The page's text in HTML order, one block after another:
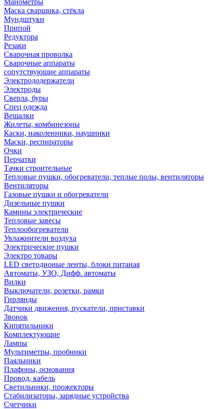
Манометры
Маска сварщика, стёкла
Мундштуки
Припой
Редуктора
Резаки
Сварочная проволка
Сварочные аппараты
сопутствующие аппараты
Электрододержатели
Электроды
Сверла, буры
Спец одежда
Вешалки
Жилеты, комбинезоны
Каски, наколенники, наушники
Маски, респираторы
Очки
Перчатки
Тачки строительные
Тепловые пушки, обогреватели, теплые полы, вентиляторы
Вентиляторы
Газовые пушки и обогреватели
Дизельные пушки
Камины электрические
Тепловые завесы
Теплообогреватели
Увлажнители воздуха
Электрические пушки
Электро товары
LED светодионые ленты, блоки питаная
Автоматы, УЗО, Дифф. автоматы
Вилки
Выключатели, розетки, рамки
Гирлянды
Датчики движения, пускатели, приставки
Звонок
Кипятильники
Комплектующие
Лампы
Мультиметры, пробники
Паяльники
Плафоны, основания
Провод, кабель
Светильники, прожекторы
Стабилизаторы, зарядные устройства
Счетчики